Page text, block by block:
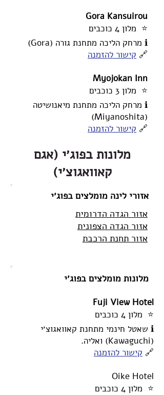
Gora Kansuirou
⭐ מלון 4 כוכבים
ℹ️ מרחק הליכה מתחנת גורה (Gora)
🔗 קישור להזמנה
Myojokan Inn
⭐ מלון 3 כוכבים
ℹ️ מרחק הליכה מתחנת מיאנושיטה
(Miyanoshita)
🔗 קישור להזמנה
מלונות בפוג׳י (אגם
קאוואגוצ׳י)
אזורי לינה מומלצים בפוג׳י
אזור הגדה הדרומית
אזור הגדה הצפונית
אזור תחנת הרכבת
מלונות מומלצים בפוג׳י
Fuji View Hotel
⭐ מלון 4 כוכבים
ℹ️ שאטל חינמי מתחנת קאוואגוצ׳י
(Kawaguchi) ואליה.
🔗 קישור להזמנה
Oike Hotel
⭐ מלון 4 כוכבים